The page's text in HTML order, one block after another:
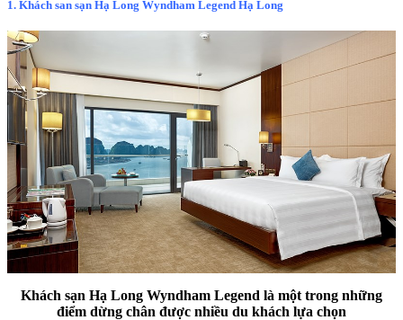
1. Khách san sạn Hạ Long Wyndham Legend Hạ Long
Khách sạn Hạ Long Wyndham Legend là một trong những
điểm dừng chân được nhiều du khách lựa chọn